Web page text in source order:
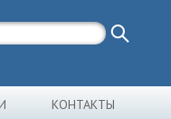
КОНТАКТЫ